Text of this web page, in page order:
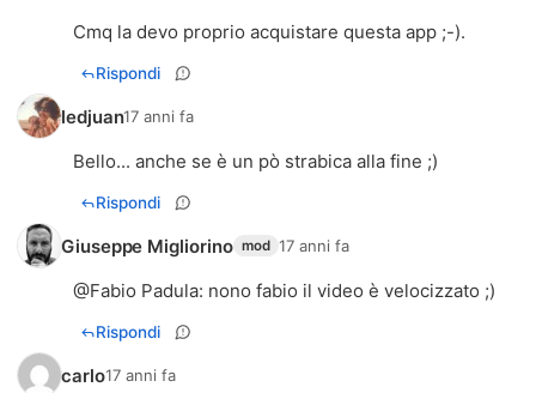
Cmq la devo proprio acquistare questa app ;-).
Rispondi
ledjuan17 anni fa
Bello... anche se è un pò strabica alla fine ;)
Rispondi
Giuseppe Migliorino mod 17 anni fa
@Fabio Padula: nono fabio il video è velocizzato ;)
Rispondi
carlo17 anni fa